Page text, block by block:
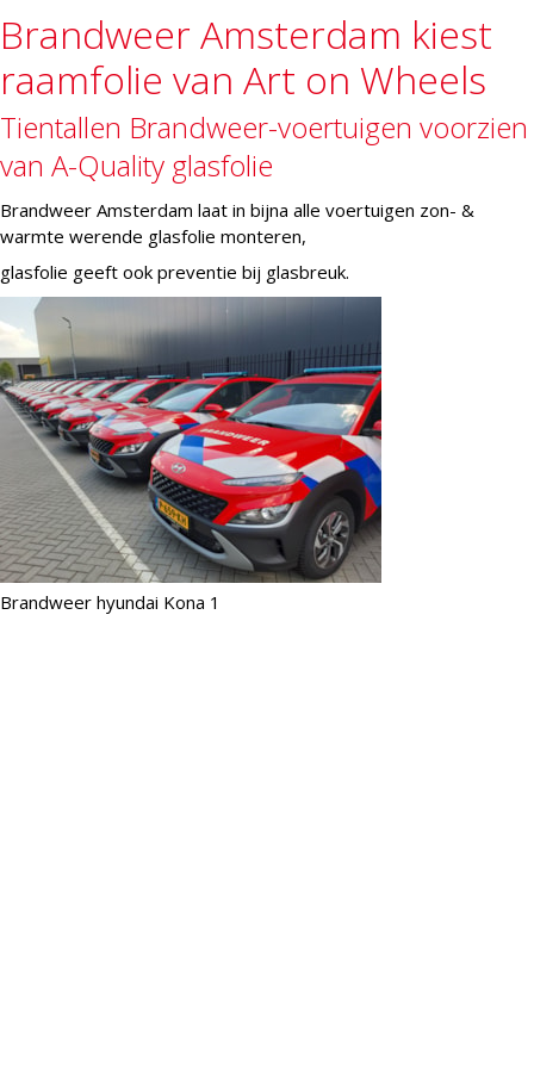
Brandweer Amsterdam kiest
raamfolie van Art on Wheels
Tientallen Brandweer-voertuigen voorzien
van A-Quality glasfolie
Brandweer Amsterdam laat in bijna alle voertuigen zon- &
warmte werende glasfolie monteren,
glasfolie geeft ook preventie bij glasbreuk.
Brandweer hyundai Kona 1